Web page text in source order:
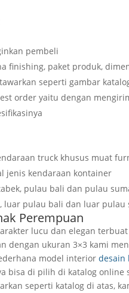
pembeli
finishing, paket produk,
seperti gambar
order yaitu dengan
truck khusus muat
jenis kendaraan kontainer
pulau bali dan pulau
luar pulau bali dan luar pulau
Perempuan
lucu dan elegan
dengan ukuran 3×3 kami
model interior desain
bisa di pilih di katalog online
seperti katalog di atas,